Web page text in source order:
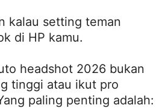
kalau setting teman
di HP kamu.
headshot 2026 bukan
tinggi atau ikut pro
paling penting adalah: